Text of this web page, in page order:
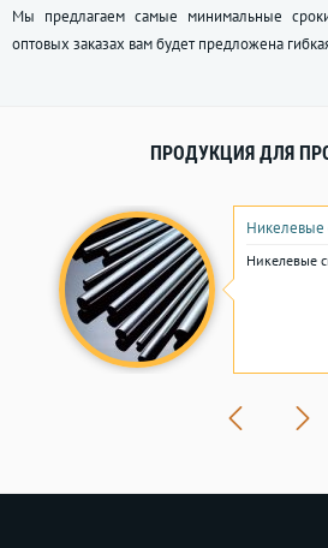
Мы предлагаем самые минимальные
оптовых заказах вам будет предложена
ПРОДУКЦИЯ ДЛЯ
Никелевые
Никелевые